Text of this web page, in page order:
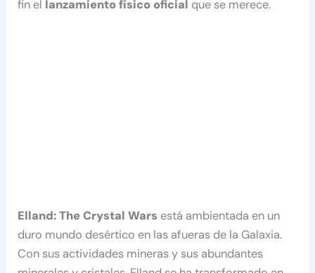
fin el lanzamiento físico oficial que se merece.
Elland: The Crystal Wars está ambientada en un
duro mundo desértico en las afueras de la Galaxia.
Con sus actividades mineras y sus abundantes